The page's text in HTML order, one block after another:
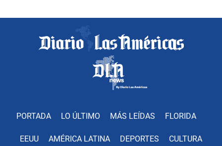
PORTADA LO ÚLTIMO MÁS LEÍDAS FLORIDA
EEUU AMÉRICA LATINA DEPORTES CULTURA